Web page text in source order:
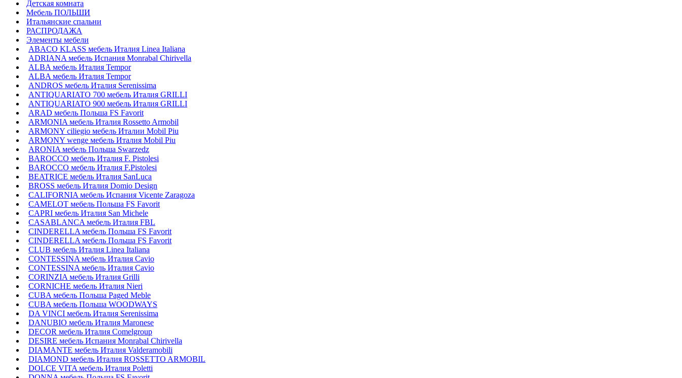
Детская комната
Мебель ПОЛЬШИ
Итальянские спальни
РАСПРОДАЖА
Элементы мебели
ABACO KLASS мебель Италия Linea Italiana
ADRIANA мебель Испания Monrabal Chirivella
ALBA мебель Италия Tempor
ALBA мебель Италия Tempor
ANDROS мебель Италия Serenissima
ANTIQUARIATO 700 мебель Италия GRILLI
ANTIQUARIATO 900 мебель Италия GRILLI
ARAD мебель Польша FS Favorit
ARMONIA мебель Италия Rossetto Armobil
ARMONY ciliegio мебель Италии Mobil Piu
ARMONY wenge мебель Италия Mobil Piu
ARONIA мебель Польша Swarzedz
BAROCCO мебель Италия F. Pistolesi
BAROCCO мебель Италия F.Pistolesi
BEATRICE мебель Италия SanLuca
BROSS мебель Италия Domio Design
CALIFORNIA мебель Испания Vicente Zaragoza
CAMELOT мебель Польша FS Favorit
CAPRI мебель Италия San Michele
CASABLANCA мебель Италия FBL
CINDERELLA мебель Польша FS Favorit
CINDERELLA мебель Польша FS Favorit
CLUB мебель Италия Linea Italiana
CONTESSINA мебель Италия Cavio
CONTESSINA мебель Италия Сavio
CORINZIA мебель Италия Grilli
CORNICHE мебель Италия Nieri
CUBA мебель Польша Paged Meble
CUBA мебель Польша WOODWAYS
DA VINCI мебель Италия Serenissima
DANUBIO мебель Италия Maronese
DECOR мебель Италия Comelgroup
DESIRE мебель Испания Monrabal Chirivella
DIAMANTE мебель Италия Valderamobili
DIAMOND мебель Италия ROSSETTO ARMOBIL
DOLCE VITA мебель Италия Poletti